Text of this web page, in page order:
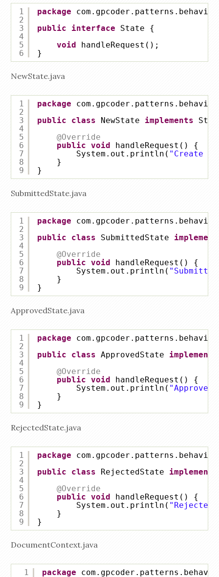
1
2
3
4
5
6
package
public
interface
State {
void
handleRequest();
}
NewState.java
1
2
3
4
5
6
7
8
9
package
public
class NewState implements
@Override
public void
handleRequest() {
System.out.println( "Create a
}
}
SubmittedState.java
1
2
3
4
5
6
7
8
9
package
public
class SubmittedState
@Override
public void
handleRequest() {
System.out.println(
}
}
ApprovedState.java
1
2
3
4
5
6
7
8
9
package
public
class ApprovedState implements
@Override
public void
handleRequest() {
System.out.println( "Approved"
}
}
RejectedState.java
1
2
3
4
5
6
7
8
9
package
public
class RejectedState implements
@Override
public void
handleRequest() {
System.out.println( "Rejected"
}
}
DocumentContext.java
1
package